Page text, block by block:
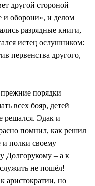
другой стороной
и оборони», и делом
разрядные книги,
истец ослушником:
первенства другого,
порядки
всех бояр, детей
решался. Эдак и
помнил, как решил
и полки своему
– а к
не пошёл!
аристократии, но